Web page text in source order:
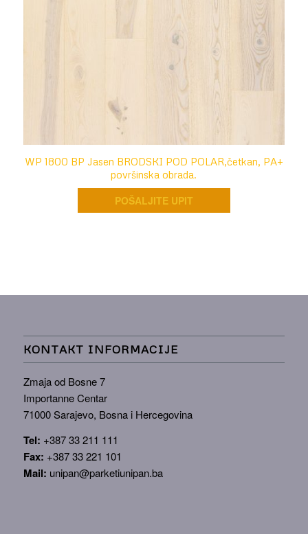
WP 1800 BP Jasen BRODSKI POD POLAR,četkan, PA+
površinska obrada.
POŠALJITE UPIT
KONTAKT INFORMACIJE
Zmaja od Bosne 7
Importanne Centar
71000 Sarajevo, Bosna i Hercegovina
Tel: +387 33 211 111
Fax: +387 33 221 101
Mail: unipan@parketiunipan.ba